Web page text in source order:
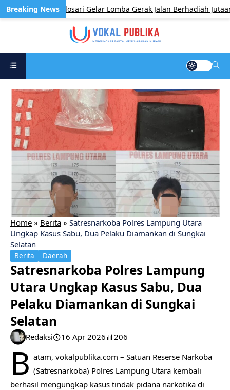
Pulosari Gelar Lomba Gerak Jalan Berhadiah Jutaan
Home » Berita » Satresnarkoba Polres Lampung Utara
Ungkap Kasus Sabu, Dua Pelaku Diamankan di Sungkai
Selatan
Berita Daerah
Satresnarkoba Polres Lampung
Utara Ungkap Kasus Sabu, Dua
Pelaku Diamankan di Sungkai
Selatan
Redaksi 16 Apr 2026 206
B atam, vokalpublika.com – Satuan Reserse Narkoba
(Satresnarkoba) Polres Lampung Utara kembali
berhasil mengungkap kasus tindak pidana narkotika di